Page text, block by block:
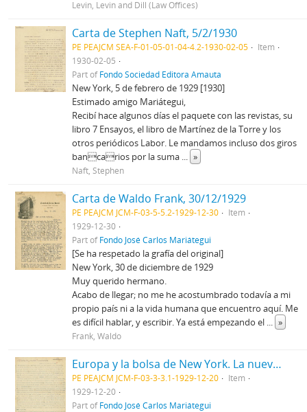
Levin, Levin and Dill (Law Offices)
Carta de Stephen Naft, 5/2/1930
PE PEAJCM SEA-F-01-05-01-04-4.2-1930-02-05
Item
1930-02-05
Part ofFondo Sociedad Editora Amauta
New York, 5 de febrero de 1929 [1930]
Estimado amigo Mariátegui,
Recibí hace algunos días el paquete con las revistas, su
libro 7 Ensayos, el libro de Martínez de la Torre y los
otros periódicos Labor. Le mandamos incluso dos giros
bancarios por la suma ... »
Naft, Stephen
Carta de Waldo Frank, 30/12/1929
PE PEAJCM JCM-F-03-5-5.2-1929-12-30
Item
1929-12-30
Part ofFondo José Carlos Mariátegui
[Se ha respetado la grafía del original]
New York, 30 de diciembre de 1929
Muy querido hermano.
Acabo de llegar; no me he acostumbrado todavía a mi
propio país ni a la vida humana que encuentro aquí. Me
es difícil hablar, y escribir. Ya está empezando el ... »
Frank, Waldo
Europa y la bolsa de New York. La nueva generación española y la política
PE PEAJCM JCM-F-03-3-3.1-1929-12-20
Item
1929-12-20
Part ofFondo José Carlos Mariátegui